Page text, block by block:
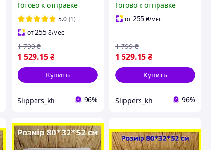
банкетка 2 полочки
синяя, пуф полочка для
обуви
Готово к отправке
5.0 (1)
от255 ₴/мес
1 529.15 ₴
1 799 ₴
Купить
Slippers_kh 96%
банкетка 2 полочки
темно-коричневая, пуф
Готово к отправке
от255₴/мес
1 529.15₴
1 799 ₴
Купить
Slippers_kh 96%